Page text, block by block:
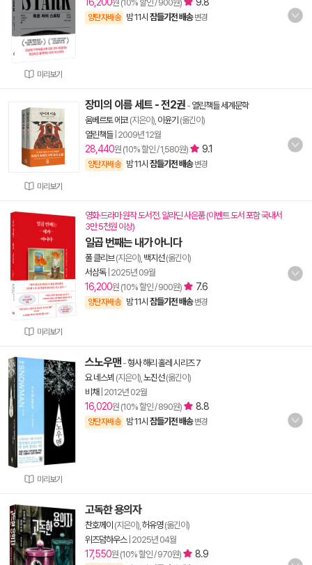
미리보기
원 (10% 할인 / 900원)
양탄자배송 밤 11시 잠들기전 배송 변경
미리보기
장미의 이름 세트 - 전2권 - 열린책들 세계문학
움베르토 에코(지은이), 이윤기 (옮긴이)
열린책들| 2009년 12월
28,440원 (10% 할인 / 1,580원) 9.1
양탄자배송 밤 11시 잠들기전 배송 변경
미리보기
영화·드라마 원작 도서전. 알라딘 사은품 (이벤트 도서 포함 국내서
3만 5천원 이상)
일곱 번째는 내가 아니다
폴 클리브(지은이), 백지선(옮긴이)
서삼독| 2025년 09월
16,200원 (10% 할인 / 900원) 7.6
양탄자배송 밤 11시 잠들기전 배송 변경
미리보기
스노우맨 -형사 해리 홀레 시리즈 7
요 네스뵈 (지은이), 노진선(옮긴이)
비채 2012년 02월
16,020원 (10% 할인 / 890원) 8.8
양탄자배송 밤 11시 잠들기전 배송 변경
고독한 용의자
찬호께이 (지은이), 허유영(옮긴이)
위즈덤하우스| 2025년 04월
17,550원 (10% 할인 / 970원) 8.9